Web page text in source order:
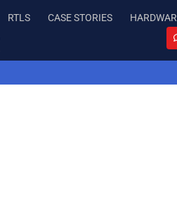
RTLS CASE STORIES